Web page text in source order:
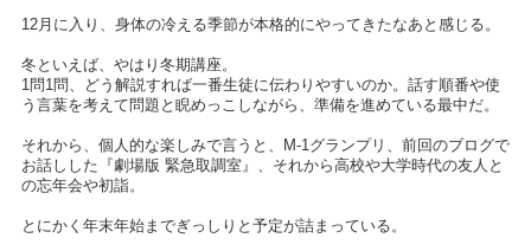
12月に入り、身体の冷える季節が本格的にやってきたなあと感じる。
冬といえば、やはり冬期講座。
1問1問、どう解説すれば一番生徒に伝わりやすいのか。話す順番や使
う言葉を考えて問題と睨めっこしながら、準備を進めている最中だ。
それから、個人的な楽しみで言うと、M-1グランプリ、前回のブログで
お話しした『劇場版 緊急取調室』、それから高校や大学時代の友人と
の忘年会や初詣。
とにかく年末年始までぎっしりと予定が詰まっている。